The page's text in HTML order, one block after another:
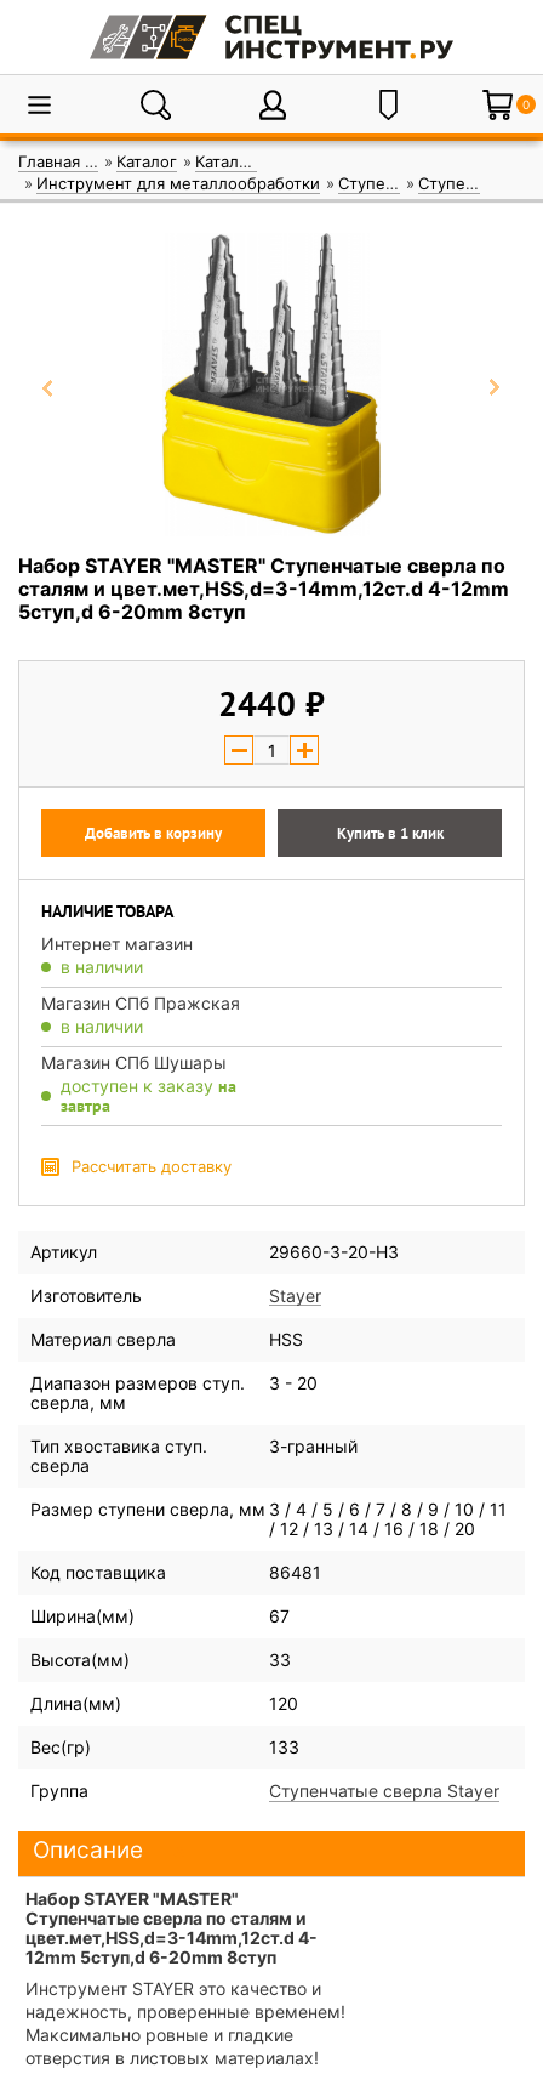
0
Главная страница Каталог
Каталог инструмента
Инструмент для металлообработки
Ступенчатые сверла Ступенчатые сверла Stayer
Набор STAYER "MASTER" Ступенчатые сверла по
сталям и цвет.мет,HSS,d=3-14mm,12ст.d 4-12mm
5ступ,d 6-20mm 8ступ
Артикул 29660-3-20-H3
Изготовитель Stayer
Материал сверла HSS
Диапазон размеров ступ.
сверла, мм
3 - 20
Тип хвоставика ступ.
сверла
3-гранный
Размер ступени сверла, мм 3 / 4 / 5 / 6 / 7 / 8 / 9 / 10 / 11
/ 12 / 13 / 14 / 16 / 18 / 20
Код поставщика 86481
Ширина(мм) 67
Высота(мм) 33
Длина(мм) 120
Вес(гр) 133
Группа Ступенчатые сверла Stayer
2440
Добавить в корзину Купить в 1 клик
НАЛИЧИЕ ТОВАРА
Интернет магазин
в наличии
Магазин СПб Пражская
в наличии
Магазин СПб Шушары
доступен к заказу на
завтра
Рассчитать доставку
Описание
Набор STAYER "MASTER"
Ступенчатые сверла по сталям и
цвет.мет,HSS,d=3-14mm,12ст.d 4-
12mm 5ступ,d 6-20mm 8ступ
Инструмент STAYER это качество и
надежность, проверенные временем!
Максимально ровные и гладкие
отверстия в листовых материалах!